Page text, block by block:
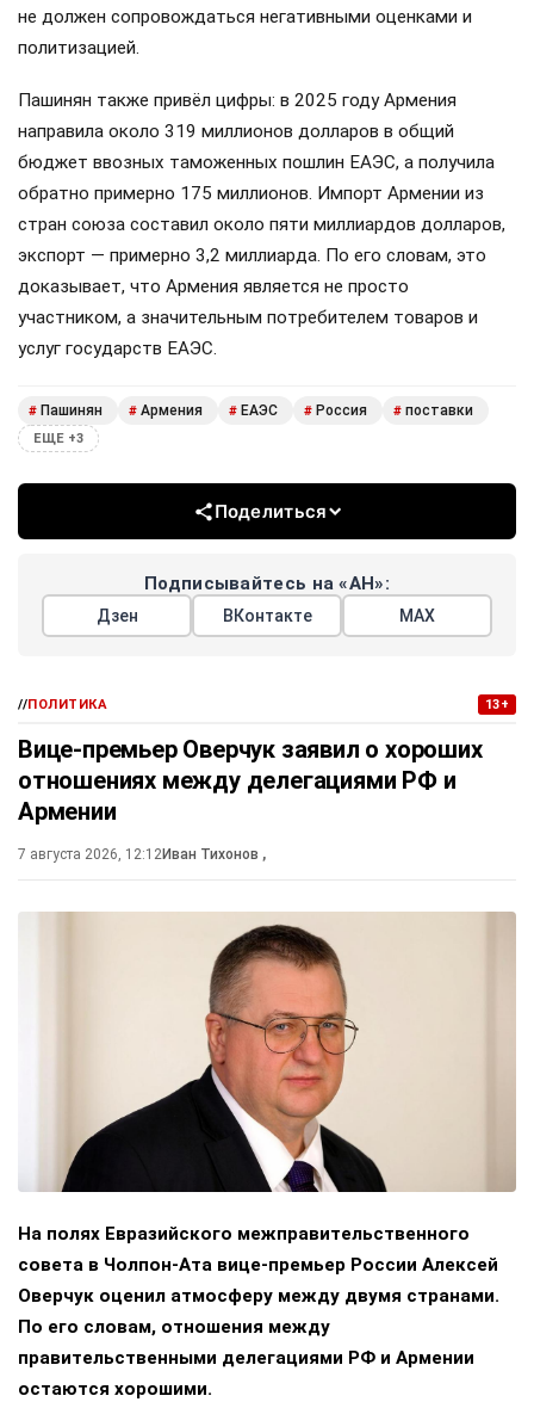
не должен сопровождаться негативными оценками и
политизацией.
Пашинян также привёл цифры: в 2025 году Армения
направила около 319 миллионов долларов в общий
бюджет ввозных таможенных пошлин ЕАЭС, а получила
обратно примерно 175 миллионов. Импорт Армении из
стран союза составил около пяти миллиардов долларов,
экспорт — примерно 3,2 миллиарда. По его словам, это
доказывает, что Армения является не просто
участником, а значительным потребителем товаров и
услуг государств ЕАЭС.
# Пашинян # Армения # ЕАЭС # Россия # поставки
ЕЩЕ +3
Поделиться
Подписывайтесь на «АН»:
Дзен ВКонтакте МАХ
//ПОЛИТИКА 13+
Вице-премьер Оверчук заявил о хороших
отношениях между делегациями РФ и
Армении
7 августа 2026, 12:12Иван Тихонов ,
На полях Евразийского межправительственного
совета в Чолпон-Ата вице-премьер России Алексей
Оверчук оценил атмосферу между двумя странами.
По его словам, отношения между
правительственными делегациями РФ и Армении
остаются хорошими.